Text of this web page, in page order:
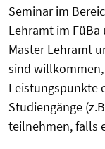
Seminar im
Lehramt im FüBa
Master Lehramt
sind
Leistungspunkte
Studiengänge
teilnehmen, falls